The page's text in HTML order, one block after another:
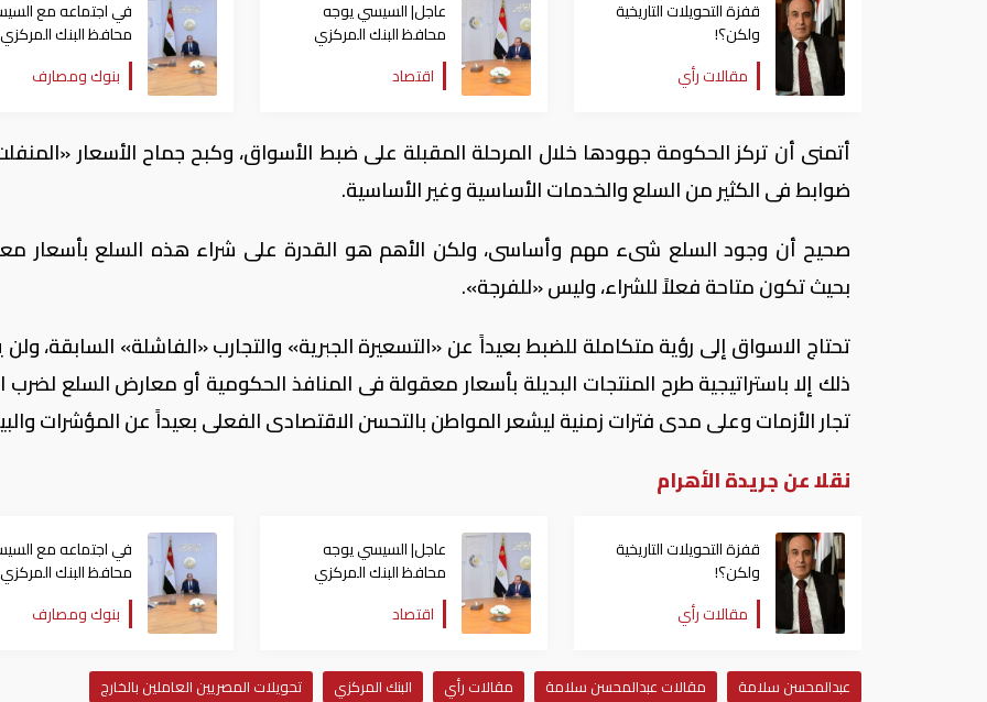
قفزة التحويلات التاريخية
ولكن؟!
مقالات رأي
عاجل| السيسي يوجه
محافظ البنك المركزي
باحتواء التضخم
اقتصاد
في اجتماعه مع
محافظ البنك المركزي
يعلن تسجيل أعلى
تاريخي للاحتياطي
بنوك ومصارف
أتمنى أن تركز الحكومة جهودها خلال المرحلة المقبلة على ضبط الأسواق، وكبح جماح الأسعار
ضوابط فى الكثير من السلع والخدمات الأساسية وغير الأساسية.
صحيح أن وجود السلع شىء مهم وأساسى، ولكن الأهم هو القدرة على شراء هذه السلع بأسعار
بحيث تكون متاحة فعلاً للشراء، وليس «للفرجة».
تحتاج الاسواق إلى رؤية متكاملة للضبط بعيداً عن «التسعيرة الجبرية» والتجارب «الفاشلة» السابقة،
ذلك إلا باستراتيجية طرح المنتجات البديلة بأسعار معقولة فى المنافذ الحكومية أو معارض السلع لضرب
تجار الأزمات وعلى مدى فترات زمنية ليشعر المواطن بالتحسن الاقتصادى الفعلى بعيداً عن المؤشرات
نقلا عن جريدة الأهرام
قفزة التحويلات التاريخية
ولكن؟!
مقالات رأي
عاجل| السيسي يوجه
محافظ البنك المركزي
باحتواء التضخم
اقتصاد
في اجتماعه مع
محافظ البنك المركزي
يعلن تسجيل أعلى
تاريخي للاحتياطي
بنوك ومصارف
عبدالمحسن سلامة مقالات عبدالمحسن سلامة مقالات رأي البنك المركزي
تحويلات المصريين العاملين بالخارج